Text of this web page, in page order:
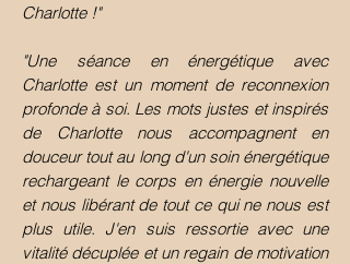
Charlotte !"
"Une séance en énergétique avec
Charlotte est un moment de reconnexion
profonde à soi. Les mots justes et inspirés
de Charlotte nous accompagnent en
douceur tout au long d'un soin énergétique
rechargeant le corps en énergie nouvelle
et nous libérant de tout ce qui ne nous est
plus utile. J'en suis ressortie avec une
vitalité décuplée et un regain de motivation